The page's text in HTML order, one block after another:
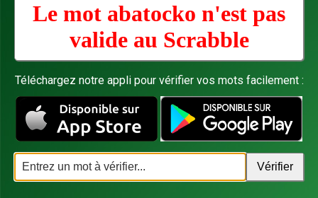
Le mot abatocko n'est pas
valide au Scrabble
Téléchargez notre appli pour vérifier vos mots facilement :